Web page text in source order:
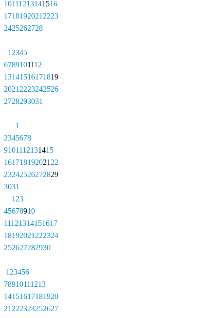
10111213141516
1718192021 2223
2425262728
1 2345
6789101112
13141516171819
2021 2223242526
2728293031
1
2345678
9101112131415
161718192021 22
23242526272829
3031
1 23
45678910
11121314151617
18192021 222324
252627282930
1 23456
78910111213
14151617181920
21 222324252627